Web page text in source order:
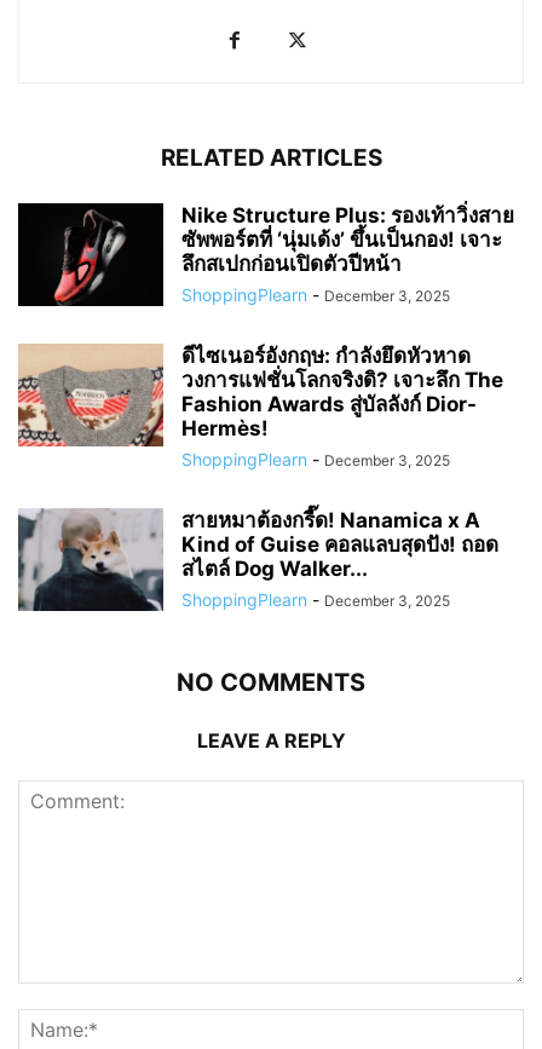
RELATED ARTICLES
Nike Structure Plus: รองเท้าวิ่งสาย
ซัพพอร์ตที่ ‘นุ่มเด้ง’ ขึ้นเป็นกอง! เจาะ
ลึกสเปกก่อนเปิดตัวปีหน้า
ShoppingPlearn - December 3, 2025
ดีไซเนอร์อังกฤษ: กำลังยึดหัวหาด
วงการแฟชั่นโลกจริงดิ? เจาะลึก The
Fashion Awards สู่บัลลังก์ Dior-
Hermès!
ShoppingPlearn - December 3, 2025
สายหมาต้องกรี๊ด! Nanamica x A
Kind of Guise คอลแลบสุดปัง! ถอด
สไตล์ Dog Walker...
ShoppingPlearn - December 3, 2025
NO COMMENTS
LEAVE A REPLY